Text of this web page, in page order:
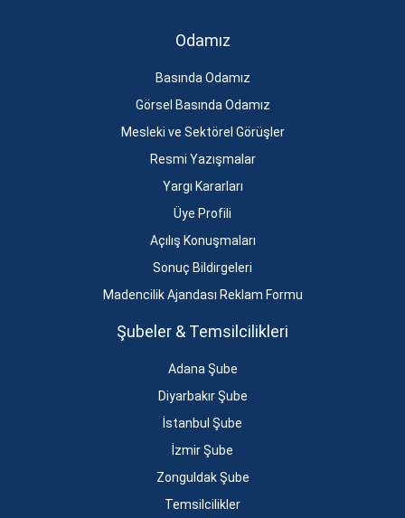
Odamız
Basında Odamız
Görsel Basında Odamız
Mesleki ve Sektörel Görüşler
Resmi Yazışmalar
Yargı Kararları
Üye Profili
Açılış Konuşmaları
Sonuç Bildirgeleri
Madencilik Ajandası Reklam Formu
Şubeler & Temsilcilikleri
Adana Şube
Diyarbakır Şube
İstanbul Şube
İzmir Şube
Zonguldak Şube
Temsilcilikler